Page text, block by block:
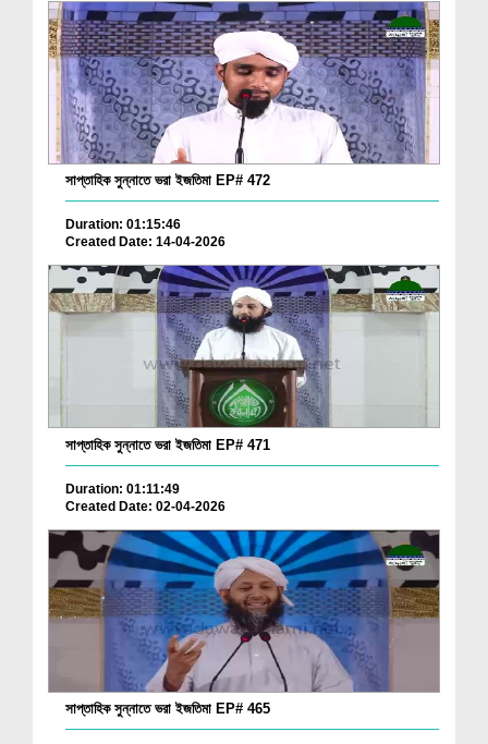
সাপ্তাহিক সুন্নাতে ভরা ইজতিমা EP# 472
Duration: 01:15:46
Created Date: 14-04-2026
সাপ্তাহিক সুন্নাতে ভরা ইজতিমা EP# 471
Duration: 01:11:49
Created Date: 02-04-2026
সাপ্তাহিক সুন্নাতে ভরা ইজতিমা EP# 465